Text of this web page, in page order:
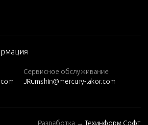
(M)
W25
(ML)
Сервисное обслуживание
JRumshin@mercury-lakor.com
Разработка → Техинформ Софт